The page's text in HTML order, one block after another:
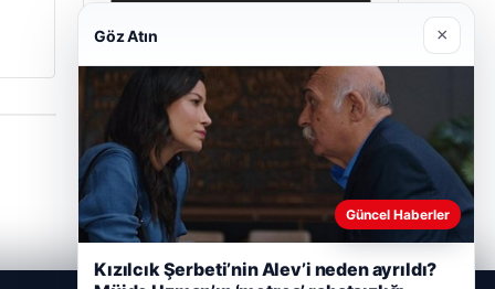
Enes Kaplan Avukatlık Bürosu
28/04/2026
Göz Atın ×
Güncel Haberler
Kızılcık Şerbeti’nin Alev’i neden ayrıldı?